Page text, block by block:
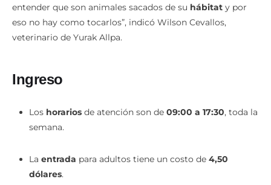
entender que son animales sacados de su hábitat y por
eso no hay como tocarlos”, indicó Wilson Cevallos,
veterinario de Yurak Allpa.
Ingreso
Los horarios de atención son de 09:00 a 17:30, toda la
semana.
La entrada para adultos tiene un costo de 4,50
dólares.